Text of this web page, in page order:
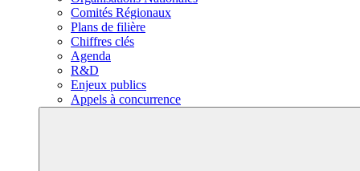
Comités Régionaux
Plans de filière
Chiffres clés
Agenda
R&D
Enjeux publics
Appels à concurrence